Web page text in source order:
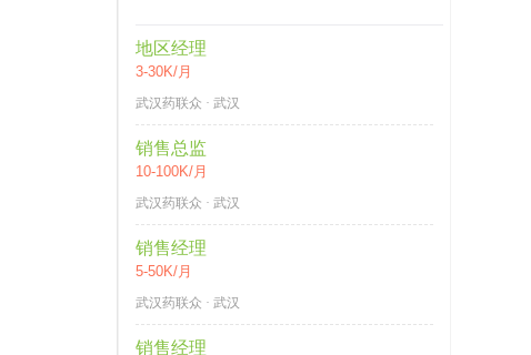
地区经理
3-30K/月
武汉药联众 · 武汉
销售总监
10-100K/月
武汉药联众 · 武汉
销售经理
5-50K/月
武汉药联众 · 武汉
销售经理